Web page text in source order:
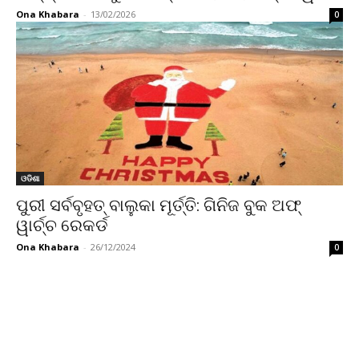
Ona Khabara - 13/02/2026 0
ଓଡିଶା
ପୁରୀ ସର୍ବବୃହତ୍ ବାଲୁକା ମୂର୍ତ୍ତି: ଗିନିଜ ବୁକ ଅଫ୍
ୱାର୍ଚ୍ଚ ରେକର୍ଡ
Ona Khabara - 26/12/2024 0